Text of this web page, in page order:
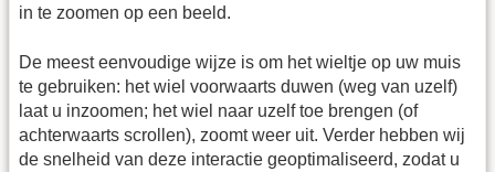
in te zoomen op een beeld.
De meest eenvoudige wijze is om het wieltje op uw muis
te gebruiken: het wiel voorwaarts duwen (weg van uzelf)
laat u inzoomen; het wiel naar uzelf toe brengen (of
achterwaarts scrollen), zoomt weer uit. Verder hebben wij
de snelheid van deze interactie geoptimaliseerd, zodat u